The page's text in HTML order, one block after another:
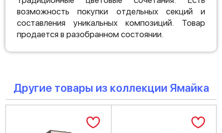
возможность покупки отдельных секций и
составления уникальных композиций. Товар
продается в разобранном состоянии.
Другие товары из коллекции Ямайка